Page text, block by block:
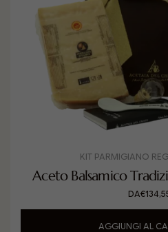
KIT PARMIGIANO
Aceto Balsamico
DOP Extra Vecchio
con Parmigiano
DA€
AGGIUNGI AL